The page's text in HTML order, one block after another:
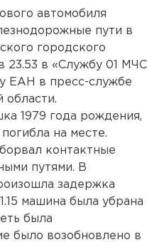
автомобиля
пути в
городского
23.53 в «Службу 01 МЧС
ЕАН в пресс-службе
1979 года рождения,
на месте.
контактные
путями. В
задержка
машина была убрана
была
было возобновлено в